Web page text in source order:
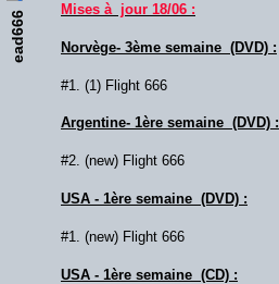
ead666
Mises à jour 18/06 :
Norvège- 3ème semaine (DVD) :
#1. (1) Flight 666
Argentine- 1ère semaine (DVD) :
#2. (new) Flight 666
USA - 1ère semaine (DVD) :
#1. (new) Flight 666
USA - 1ère semaine (CD) :